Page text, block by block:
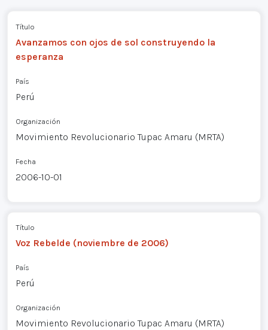
Título
Avanzamos con ojos de sol construyendo la
esperanza
País
Perú
Organización
Movimiento Revolucionario Tupac Amaru (MRTA)
Fecha
2006-10-01
Título
Voz Rebelde (noviembre de 2006)
País
Perú
Organización
Movimiento Revolucionario Tupac Amaru (MRTA)